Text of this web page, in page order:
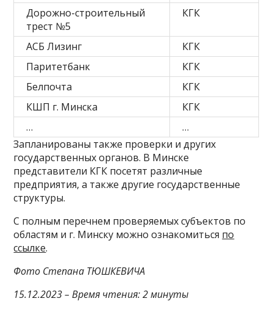
Дорожно-строительный
трест №5
КГК
АСБ Лизинг
КГК
Паритетбанк
КГК
Белпочта
КГК
КШП г. Минска
КГК
…
…
Запланированы также проверки и других
государственных органов. В Минске
представители КГК посетят различные
предприятия, а также другие государственные
структуры.
С полным перечнем проверяемых субъектов по
областям и г. Минску можно ознакомиться по
ссылке.
Фото Степана ТЮШКЕВИЧА
15.12.2023 – Время чтения: 2 минуты